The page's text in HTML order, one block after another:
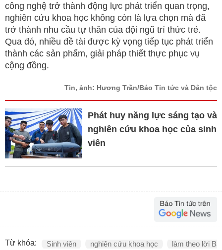
công nghệ trở thành động lực phát triển quan trọng,
nghiên cứu khoa học không còn là lựa chọn mà đã
trở thành nhu cầu tự thân của đội ngũ trí thức trẻ.
Qua đó, nhiều đề tài được kỳ vọng tiếp tục phát triển
thành các sản phẩm, giải pháp thiết thực phục vụ
cộng đồng.
Tin, ảnh: Hương Trần/Báo Tin tức và Dân tộc
Phát huy năng lực sáng tạo và
nghiên cứu khoa học của sinh
viên
Từ khóa: Sinh viên nghiên cứu khoa học làm theo lời